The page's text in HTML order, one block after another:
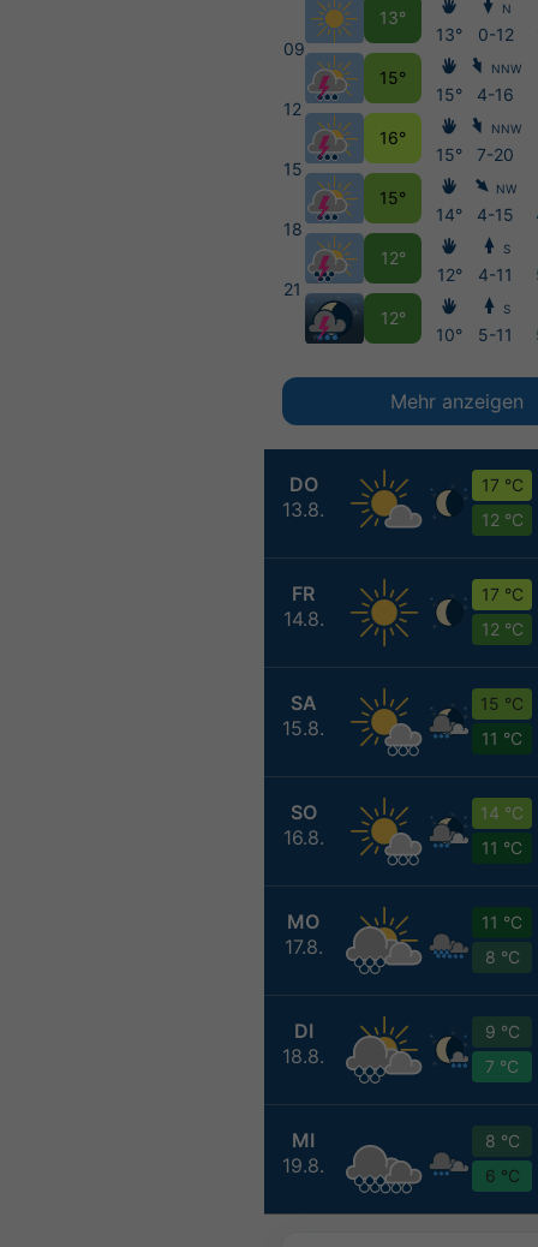
DO
13.8.
17 °C
12 °C
FR
14.8.
17 °C
12 °C
SA
15.8.
15 °C
11 °C
SO
16.8.
14 °C
11 °C
MO
17.8.
11 °C
8 °C
DI
18.8.
9 °C
7 °C
MI
19.8.
8 °C
6 °C
09
12
15
18
21
13°
15°
16°
15°
12°
12°
13°
15°
15°
14°
12°
10°
N
0-12
NNW
4-16
NNW
7-20
NW
4-15
S
4-11
S
5-11
Mehr anzeigen